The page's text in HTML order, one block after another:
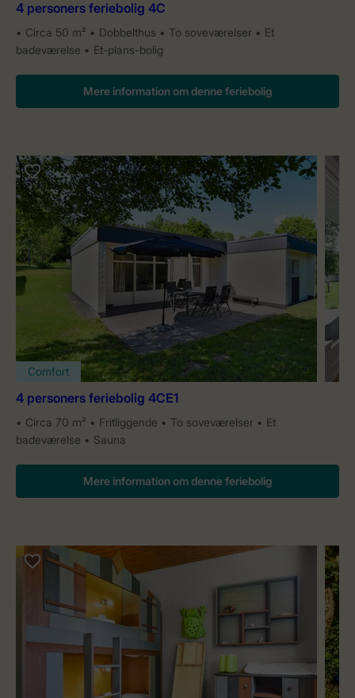
4 personers feriebolig 4C
Circa 50 m² Dobbelthus To soveværelser
Et
badeværelse
Et-plans-bolig
Mere information om denne feriebolig
Comfort
4 personers feriebolig 4CE1
Circa 70 m² Fritliggende To soveværelser
Et
badeværelse
Sauna
Mere information om denne feriebolig